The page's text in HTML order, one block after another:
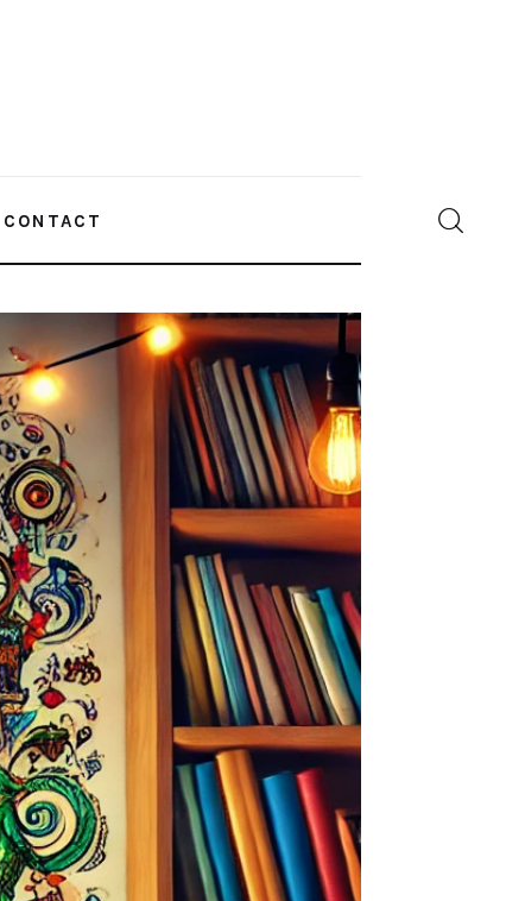
CONTACT